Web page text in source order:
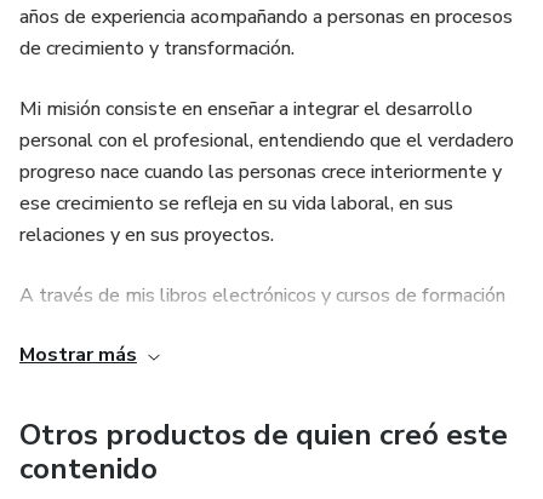
años de experiencia acompañando a personas en procesos
de crecimiento y transformación.
Mi misión consiste en enseñar a integrar el desarrollo
personal con el profesional, entendiendo que el verdadero
progreso nace cuando las personas crece interiormente y
ese crecimiento se refleja en su vida laboral, en sus
relaciones y en sus proyectos.
A través de mis libros electrónicos y cursos de formación
profundas y metodologías claras para fortalecer la
consciente, entre otras habilidades.
Mis contenidos están diseñados para aplicarse a la vida
Mostrar más
Otros productos de quien creó este
contenido